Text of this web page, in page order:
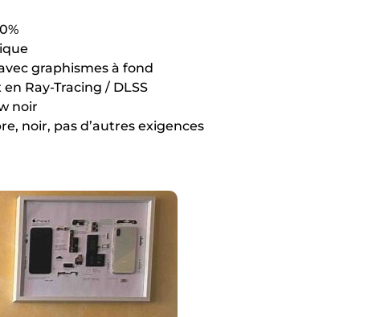
graphismes à fond
en Ray-Tracing / DLSS
noir
noir, pas d’autres exigences